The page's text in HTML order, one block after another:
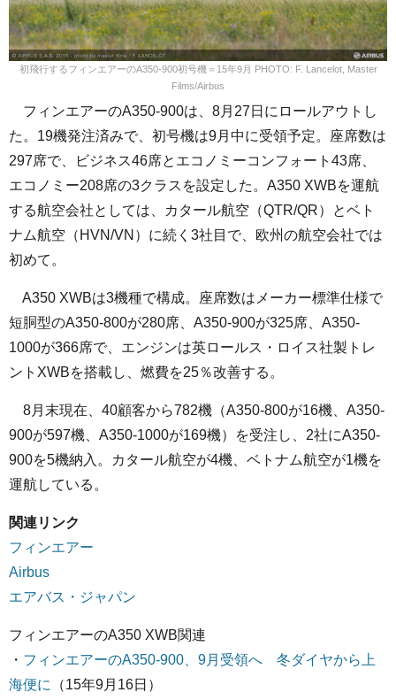
初飛行するフィンエアーのA350-900初号機＝15年9月 PHOTO: F. Lancelot, Master
Films/Airbus
フィンエアーのA350-900は、8月27日にロールアウトし
た。19機発注済みで、初号機は9月中に受領予定。座席数は
297席で、ビジネス46席とエコノミーコンフォート43席、
エコノミー208席の3クラスを設定した。A350 XWBを運航
する航空会社としては、カタール航空（QTR/QR）とベト
ナム航空（HVN/VN）に続く3社目で、欧州の航空会社では
初めて。
A350 XWBは3機種で構成。座席数はメーカー標準仕様で
短胴型のA350-800が280席、A350-900が325席、A350-
1000が366席で、エンジンは英ロールス・ロイス社製トレ
ントXWBを搭載し、燃費を25％改善する。
8月末現在、40顧客から782機（A350-800が16機、A350-
900が597機、A350-1000が169機）を受注し、2社にA350-
900を5機納入。カタール航空が4機、ベトナム航空が1機を
運航している。
関連リンク
フィンエアー
Airbus
エアバス・ジャパン
フィンエアーのA350 XWB関連
・ フィンエアーのA350-900、9月受領へ 冬ダイヤから上
海便に
（15年9月16日）